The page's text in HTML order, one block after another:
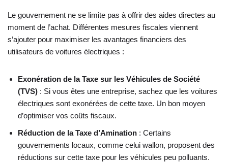
Le gouvernement ne se limite pas à offrir des aides directes au
moment de l’achat. Différentes mesures fiscales viennent
s’ajouter pour maximiser les avantages financiers des
utilisateurs de voitures électriques :
Exonération de la Taxe sur les Véhicules de Société
(TVS) : Si vous êtes une entreprise, sachez que les voitures
électriques sont exonérées de cette taxe. Un bon moyen
d’optimiser vos coûts fiscaux.
Réduction de la Taxe d’Amination : Certains
gouvernements locaux, comme celui wallon, proposent des
réductions sur cette taxe pour les véhicules peu polluants.